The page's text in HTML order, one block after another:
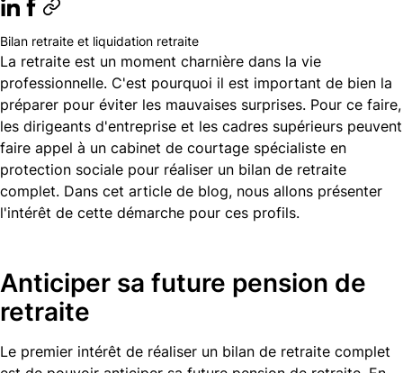
Bilan retraite et liquidation retraite
La retraite est un moment charnière dans la vie
professionnelle. C'est pourquoi il est important de bien la
préparer pour éviter les mauvaises surprises. Pour ce faire,
les dirigeants d'entreprise et les cadres supérieurs peuvent
faire appel à un cabinet de courtage spécialiste en
protection sociale pour réaliser un bilan de retraite
complet. Dans cet article de blog, nous allons présenter
l'intérêt de cette démarche pour ces profils.
Anticiper sa future pension de
retraite
Le premier intérêt de réaliser un bilan de retraite complet